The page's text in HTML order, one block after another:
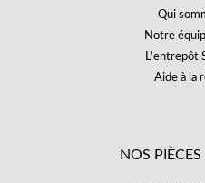
Qui
Notre
L’entrepôt
Aide à la
NOS